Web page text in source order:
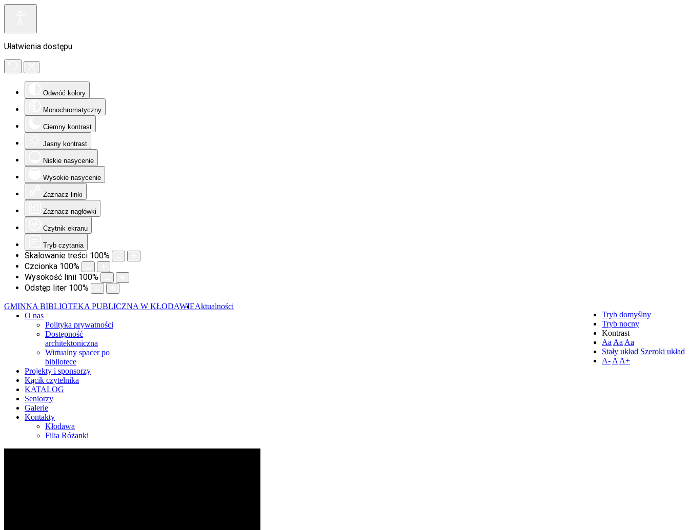
Ułatwienia dostępu
Odwróć kolory
Monochromatyczny
Ciemny kontrast
Jasny kontrast
Niskie nasycenie
Wysokie nasycenie
Zaznacz linki
Zaznacz nagłówki
Czytnik ekranu
Tryb czytania
Skalowanie treści 100%
Czcionka 100%
Wysokość linii 100%
Odstęp liter 100%
Tryb domyślny
Tryb nocny
Kontrast
Aa Aa Aa
Stały układ Szeroki układ
A- A A+
GMINNA BIBLIOTEKA PUBLICZNA W KŁODAWIEAktualności
O nas
Polityka prywatności
Dostępność
architektoniczna
Wirtualny spacer po
bibliotece
Projekty i sponsorzy
Kącik czytelnika
KATALOG
Seniorzy
Galerie
Kontakty
Kłodawa
Filia Różanki